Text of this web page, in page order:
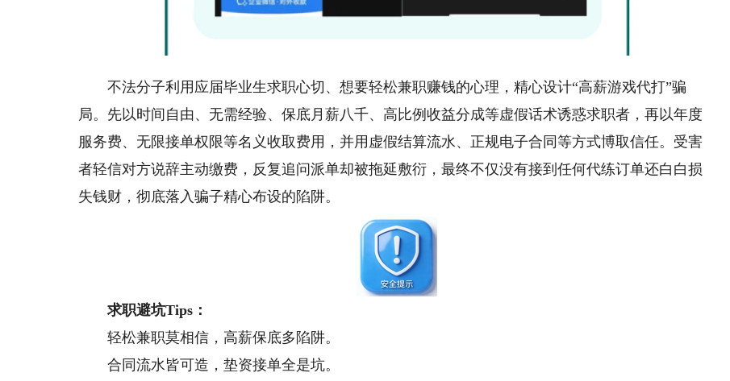
不法分子利用应届毕业生求职心切、想要轻松兼职赚钱的心理，精心设计“高薪游戏代打”骗
局。先以时间自由、无需经验、保底月薪八千、高比例收益分成等虚假话术诱惑求职者，再以年度
服务费、无限接单权限等名义收取费用，并用虚假结算流水、正规电子合同等方式博取信任。受害
者轻信对方说辞主动缴费，反复追问派单却被拖延敷衍，最终不仅没有接到任何代练订单还白白损
失钱财，彻底落入骗子精心布设的陷阱。
求职避坑Tips：
轻松兼职莫相信，高薪保底多陷阱。
合同流水皆可造，垫资接单全是坑。